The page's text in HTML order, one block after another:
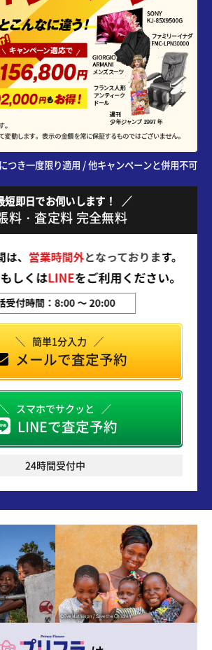
つき一度限り適用 / 他キャンペーンと併用不可
短即日でお伺いします！
料・査定料 完全無料
簡単1分入力
メールで査定予約
スマホでサクッと
LINEで査定予約
24時間受付中